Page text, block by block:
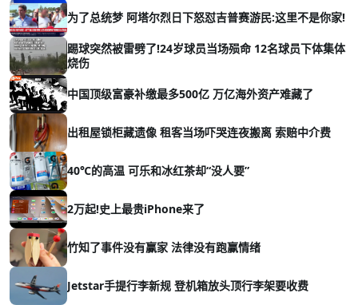
为了总统梦 阿塔尔烈日下怒怼吉普赛游民:这里不是你家!
踢球突然被雷劈了!24岁球员当场殒命 12名球员下体集体
烧伤
中国顶级富豪补缴最多500亿 万亿海外资产难藏了
出租屋锁柜藏遗像 租客当场吓哭连夜搬离 索赔中介费
40℃的高温 可乐和冰红茶却“没人要”
2万起!史上最贵iPhone来了
竹知了事件没有赢家 法律没有跑赢情绪
Jetstar手提行李新规 登机箱放头顶行李架要收费